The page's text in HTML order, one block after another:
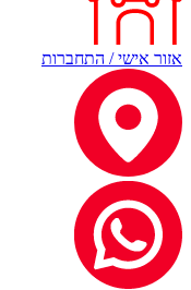
אזור אישי / התחברות